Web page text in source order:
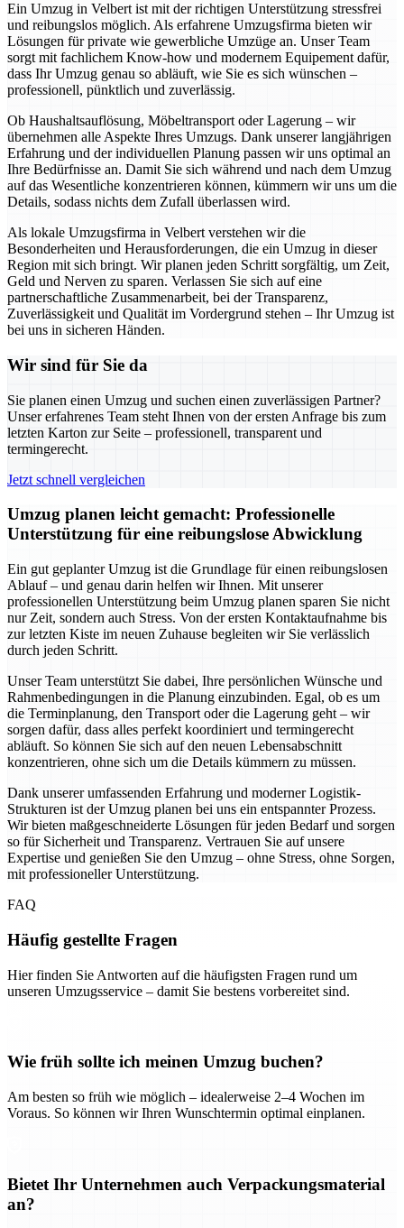
Ein Umzug in Velbert ist mit der richtigen Unterstützung stressfrei
und reibungslos möglich. Als erfahrene Umzugsfirma bieten wir
Lösungen für private wie gewerbliche Umzüge an. Unser Team
sorgt mit fachlichem Know-how und modernem Equipement dafür,
dass Ihr Umzug genau so abläuft, wie Sie es sich wünschen –
professionell, pünktlich und zuverlässig.
Ob Haushaltsauflösung, Möbeltransport oder Lagerung – wir
übernehmen alle Aspekte Ihres Umzugs. Dank unserer langjährigen
Erfahrung und der individuellen Planung passen wir uns optimal an
Ihre Bedürfnisse an. Damit Sie sich während und nach dem Umzug
auf das Wesentliche konzentrieren können, kümmern wir uns um die
Details, sodass nichts dem Zufall überlassen wird.
Als lokale Umzugsfirma in Velbert verstehen wir die
Besonderheiten und Herausforderungen, die ein Umzug in dieser
Region mit sich bringt. Wir planen jeden Schritt sorgfältig, um Zeit,
Geld und Nerven zu sparen. Verlassen Sie sich auf eine
partnerschaftliche Zusammenarbeit, bei der Transparenz,
Zuverlässigkeit und Qualität im Vordergrund stehen – Ihr Umzug ist
bei uns in sicheren Händen.
Wir sind für Sie da
Sie planen einen Umzug und suchen einen zuverlässigen Partner?
Unser erfahrenes Team steht Ihnen von der ersten Anfrage bis zum
letzten Karton zur Seite – professionell, transparent und
termingerecht.
Jetzt schnell vergleichen
Umzug planen leicht gemacht: Professionelle
Unterstützung für eine reibungslose Abwicklung
Ein gut geplanter Umzug ist die Grundlage für einen reibungslosen
Ablauf – und genau darin helfen wir Ihnen. Mit unserer
professionellen Unterstützung beim Umzug planen sparen Sie nicht
nur Zeit, sondern auch Stress. Von der ersten Kontaktaufnahme bis
zur letzten Kiste im neuen Zuhause begleiten wir Sie verlässlich
durch jeden Schritt.
Unser Team unterstützt Sie dabei, Ihre persönlichen Wünsche und
Rahmenbedingungen in die Planung einzubinden. Egal, ob es um
die Terminplanung, den Transport oder die Lagerung geht – wir
sorgen dafür, dass alles perfekt koordiniert und termingerecht
abläuft. So können Sie sich auf den neuen Lebensabschnitt
konzentrieren, ohne sich um die Details kümmern zu müssen.
Dank unserer umfassenden Erfahrung und moderner Logistik-
Strukturen ist der Umzug planen bei uns ein entspannter Prozess.
Wir bieten maßgeschneiderte Lösungen für jeden Bedarf und sorgen
so für Sicherheit und Transparenz. Vertrauen Sie auf unsere
Expertise und genießen Sie den Umzug – ohne Stress, ohne Sorgen,
mit professioneller Unterstützung.
FAQ
Häufig gestellte Fragen
Hier finden Sie Antworten auf die häufigsten Fragen rund um
unseren Umzugsservice – damit Sie bestens vorbereitet sind.
Wie früh sollte ich meinen Umzug buchen?
Am besten so früh wie möglich – idealerweise 2–4 Wochen im
Voraus. So können wir Ihren Wunschtermin optimal einplanen.
Bietet Ihr Unternehmen auch Verpackungsmaterial
an?